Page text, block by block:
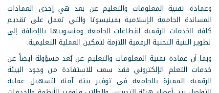
وعمادة تقنية المعلومات والتعليم عن بعد هي إحدى العمادات
المساندة الجامعة الإسلامية بمينيسوتا والتي تعمل على تقديم
كافة الخدمات الرقمية لقطاعات الجامعة ومنسوبيها بالإضافة إلى
تطوير البنية التحتية الرقمية اللازمة لتمكين العملية التعليمية.
وبما أن عمادة تقنية المعلومات والتعليم عن بُعد مسؤولة ايضاً عن
خدمات التعلم الإلكتروني فقد سعت للاستفادة من وجود البيئة
الرقمية المميزة بالجامعة في توفير بيئة آمنة لتسهيل عملية